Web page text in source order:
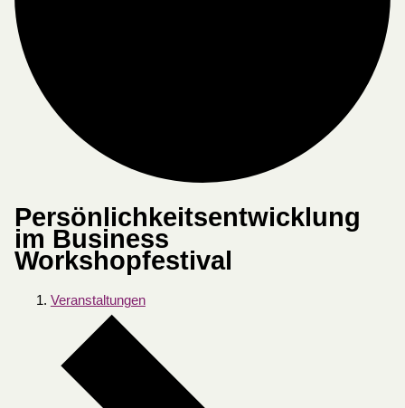
Persönlichkeitsentwicklung
im Business
Workshopfestival
Veranstaltungen